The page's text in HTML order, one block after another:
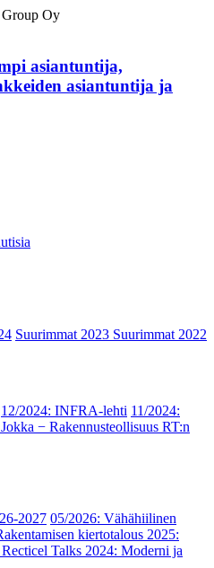
Oy
asiantuntija,
asiantuntija ja
Suurimmat 2023 Suurimmat 2022
12/2024: INFRA-lehti 11/2024:
− Rakennusteollisuus RT:n
2027 05/2026: Vähähiilinen
kiertotalous 2025:
Talks 2024: Moderni ja